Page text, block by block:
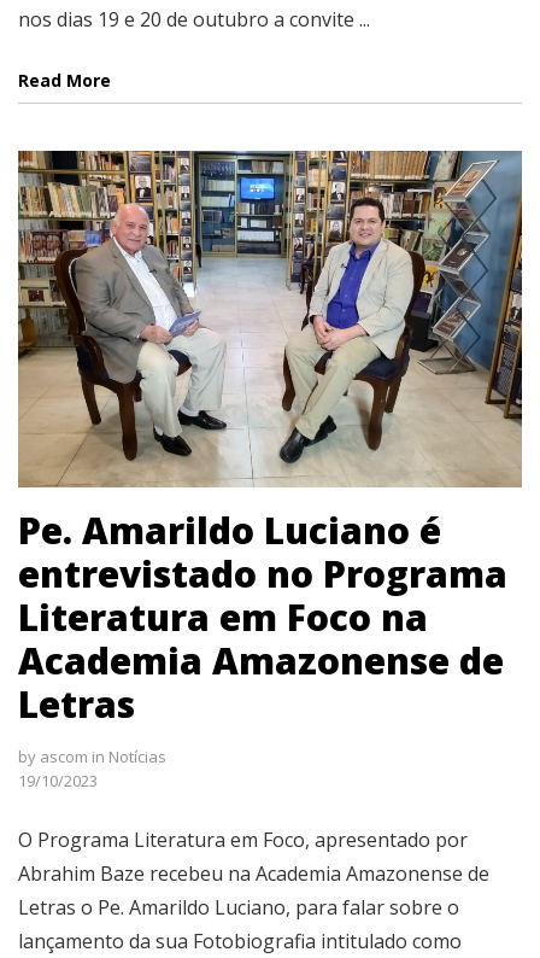
nos dias 19 e 20 de outubro a convite ...
Read More
Pe. Amarildo Luciano é
entrevistado no Programa
Literatura em Foco na
Academia Amazonense de
Letras
by ascom in Notícias
19/10/2023
O Programa Literatura em Foco, apresentado por
Abrahim Baze recebeu na Academia Amazonense de
Letras o Pe. Amarildo Luciano, para falar sobre o
lançamento da sua Fotobiografia intitulado como